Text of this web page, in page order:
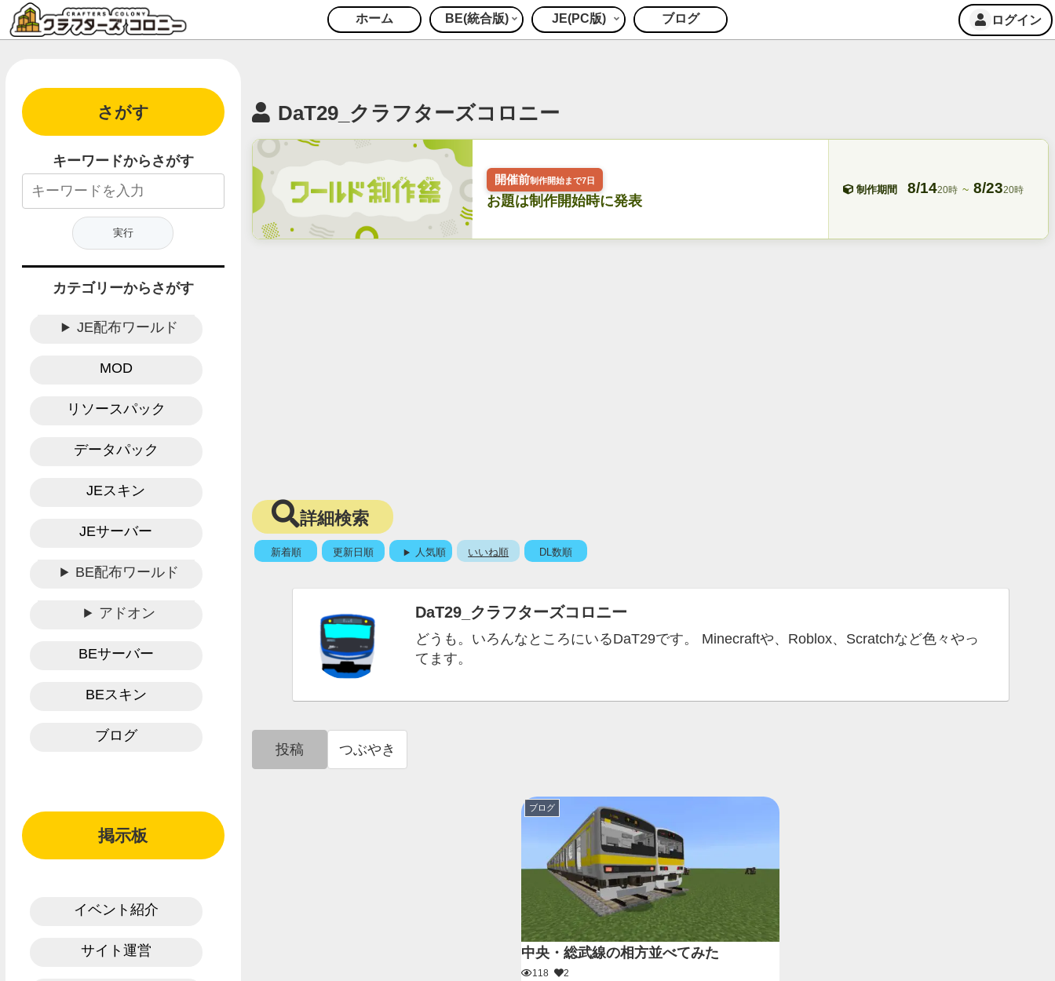
ホーム BE(統合版) JE(PC版) ブログ ログイン
DaT29_クラフターズコロニー
開催前制作開始まで7日
お題は制作開始時に発表
制作期間 8/1420時 ~ 8/2320時
詳細検索
新着順 更新日順 人気順 いいね順 DL数順
DaT29_クラフターズコロニー
どうも。いろんなところにいるDaT29です。 Minecraftや、Roblox、Scratchなど色々やっ
てます。
投稿 つぶやき
ブログ
中央・総武線の相方並べてみた
118
2
さがす
キーワードからさがす
カテゴリーからさがす
JE配布ワールド
MOD
リソースパック
データパック
JEスキン
JEサーバー
BE配布ワールド
アドオン
BEサーバー
BEスキン
ブログ
掲示板
イベント紹介
サイト運営